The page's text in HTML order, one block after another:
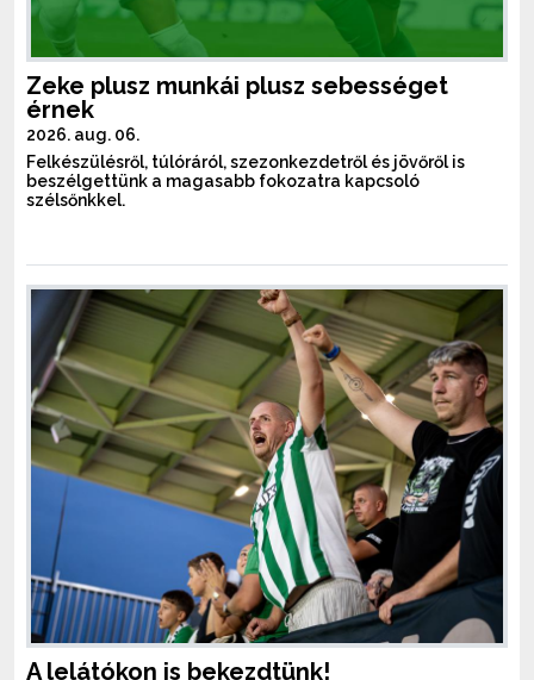
Zeke plusz munkái plusz sebességet
érnek
2026. aug. 06.
Felkészülésről, túlóráról, szezonkezdetről és jövőről is
beszélgettünk a magasabb fokozatra kapcsoló
szélsőnkkel.
A lelátókon is bekezdtünk!